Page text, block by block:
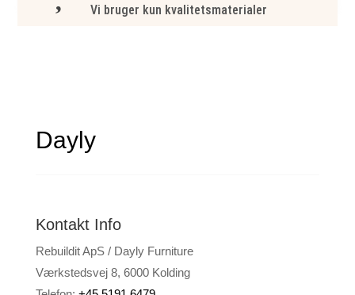
Vi bruger kun kvalitetsmaterialer
Dayly
Kontakt Info
Rebuildit ApS / Dayly Furniture
Værkstedsvej 8, 6000 Kolding